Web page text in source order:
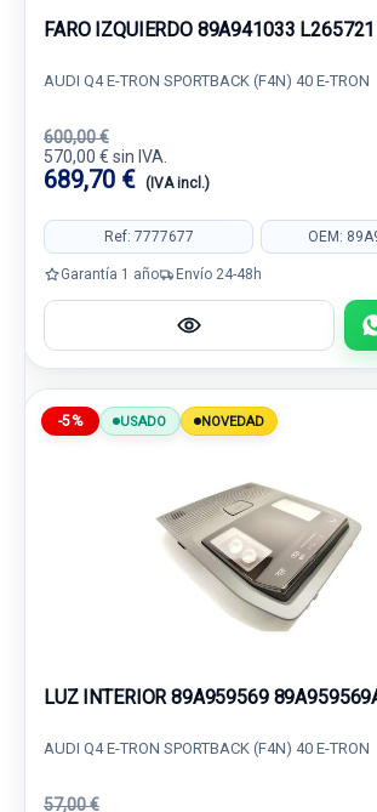
FARO IZQUIERDO 89A941033 L265721
AUDI Q4 E-TRON SPORTBACK (F4N) 40 E-TRON
600,00 €
570,00 € sin IVA.
689,70 € (IVA incl.)
Ref: 7777677 OEM:
Garantía 1 año Envío 24-48h
-5% USADO NOVEDAD
LUZ INTERIOR 89A959569
AUDI Q4 E-TRON SPORTBACK (F4N) 40 E-TRON
57,00 €